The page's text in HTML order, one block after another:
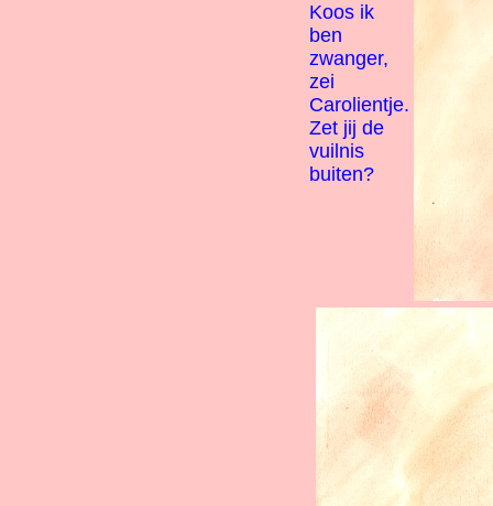
Koos ik
ben
zwanger,
zei
Carolientje.
Zet jij de
vuilnis
buiten?